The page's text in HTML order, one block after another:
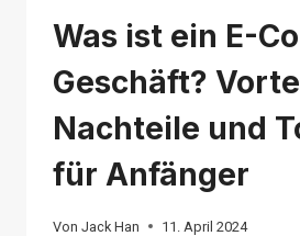
Was ist ein E-
Geschäft?
Nachteile und
für Anfänger
Von Jack Han 11. April 2024